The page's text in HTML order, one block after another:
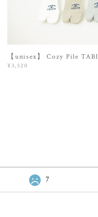
【unisex】 Cozy Pile TABI
¥3,520
7